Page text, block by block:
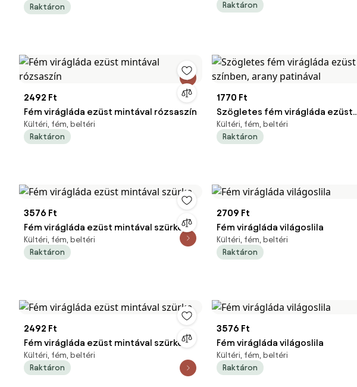
Raktáron
Raktáron
2492 Ft
Fém virágláda ezüst mintával rózsaszín
Kültéri, fém, beltéri
Raktáron
1770 Ft
Szögletes fém virágláda ezüst
színben, arany patinával
Kültéri, fém, beltéri
Raktáron
3576 Ft
Fém virágláda ezüst mintával szürke
Kültéri, fém, beltéri
Raktáron
2709 Ft
Fém virágláda világoslila
Kültéri, fém, beltéri
Raktáron
2492 Ft
Fém virágláda ezüst mintával szürke
Kültéri, fém, beltéri
Raktáron
3576 Ft
Fém virágláda világoslila
Kültéri, fém, beltéri
Raktáron